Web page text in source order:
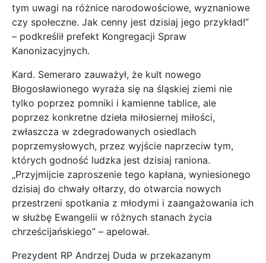
tym uwagi na różnice narodowościowe, wyznaniowe
czy społeczne. Jak cenny jest dzisiaj jego przykład!”
– podkreślił prefekt Kongregacji Spraw
Kanonizacyjnych.
Kard. Semeraro zauważył, że kult nowego
Błogosławionego wyraża się na śląskiej ziemi nie
tylko poprzez pomniki i kamienne tablice, ale
poprzez konkretne dzieła miłosiernej miłości,
zwłaszcza w zdegradowanych osiedlach
poprzemysłowych, przez wyjście naprzeciw tym,
których godność ludzka jest dzisiaj raniona.
„Przyjmijcie zaproszenie tego kapłana, wyniesionego
dzisiaj do chwały ołtarzy, do otwarcia nowych
przestrzeni spotkania z młodymi i zaangażowania ich
w służbę Ewangelii w różnych stanach życia
chrześcijańskiego” – apelował.
Prezydent RP Andrzej Duda w przekazanym